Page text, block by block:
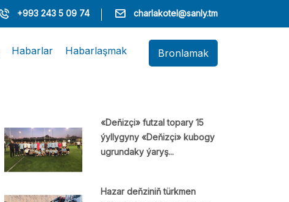
+993 243 5 09 74 charlakotel@sanly.tm
Habarlar Habarlaşmak Bronlamak
«Deňizçi» futzal topary 15
ýyllygyny «Deňizçi» kubogy
ugrundaky ýaryş...
Hazar deňziniň türkmen